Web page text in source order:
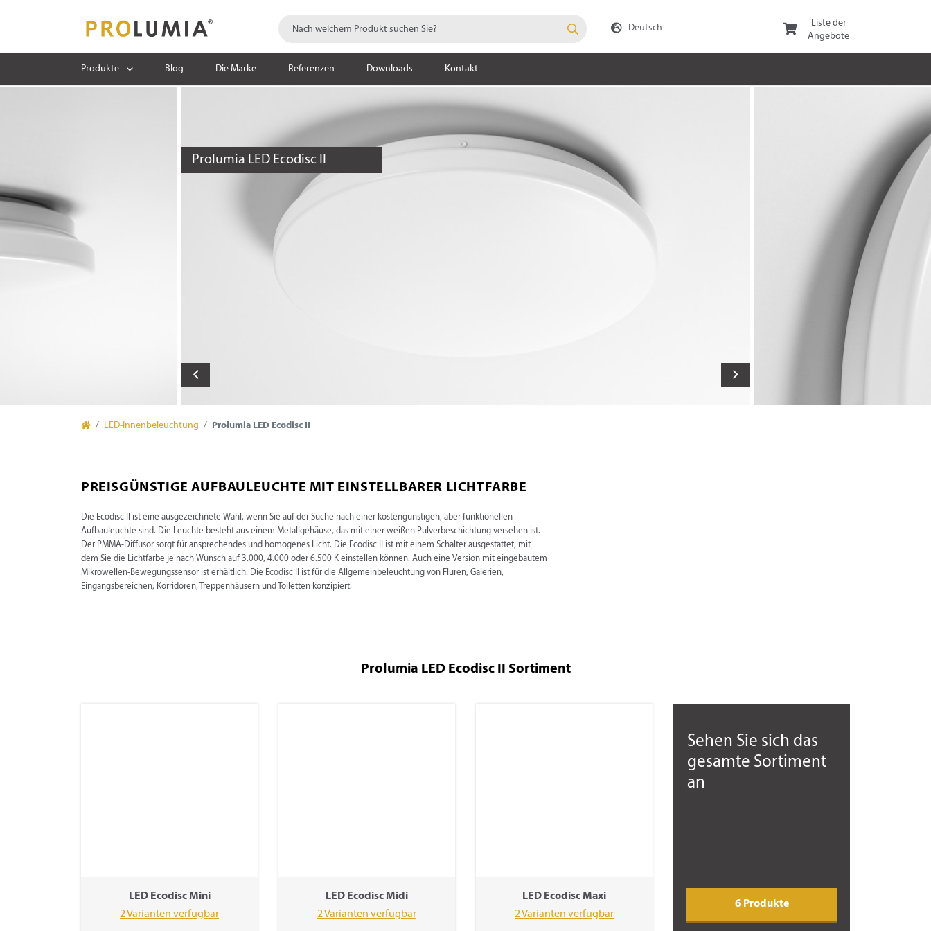
Liste der
Angebote
Produkte Blog Die Marke Referenzen Downloads Kontakt
Prolumia LED Ecodisc II
LED-Innenbeleuchtung Prolumia LED Ecodisc II
PREISGÜNSTIGE AUFBAULEUCHTE MIT EINSTELLBARER LICHTFARBE
Die Ecodisc II ist eine ausgezeichnete Wahl, wenn Sie auf der Suche nach einer kostengünstigen, aber funktionellen
Aufbauleuchte sind. Die Leuchte besteht aus einem Metallgehäuse, das mit einer weißen Pulverbeschichtung versehen ist.
Der PMMA-Diffusor sorgt für ansprechendes und homogenes Licht. Die Ecodisc II ist mit einem Schalter ausgestattet, mit
dem Sie die Lichtfarbe je nach Wunsch auf 3.000, 4.000 oder 6.500 K einstellen können. Auch eine Version mit eingebautem
Mikrowellen-Bewegungssensor ist erhältlich. Die Ecodisc II ist für die Allgemeinbeleuchtung von Fluren, Galerien,
Eingangsbereichen, Korridoren, Treppenhäusern und Toiletten konzipiert.
Prolumia LED Ecodisc II Sortiment
LED Ecodisc Mini
2 Varianten verfügbar
LED Ecodisc Midi
2 Varianten verfügbar
LED Ecodisc Maxi
2 Varianten verfügbar
Sehen Sie sich das
gesamte Sortiment
an
6 Produkte